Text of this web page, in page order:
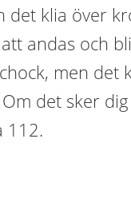
det klia över
andas och
men det
det sker
112.